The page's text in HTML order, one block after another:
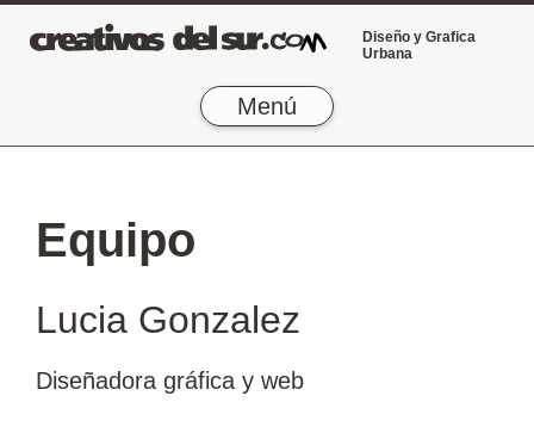
Diseño y Grafica
Urbana
Menú
Equipo
Lucia Gonzalez
Diseñadora gráfica y web